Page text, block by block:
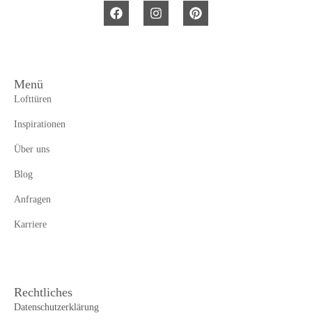
Menü
Lofttüren
Inspirationen
Über uns
Blog
Anfragen
Karriere
Rechtliches
Datenschutzerklärung